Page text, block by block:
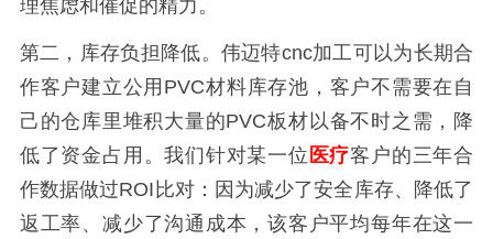
理焦虑和催促的精力。
第二，库存负担降低。伟迈特cnc加工可以为长期合
作客户建立公用PVC材料库存池，客户不需要在自
己的仓库里堆积大量的PVC板材以备不时之需，降
低了资金占用。我们针对某一位 医疗客户的三年合
作数据做过ROI比对：因为减少了安全库存、降低了
返工率、减少了沟通成本，该客户平均每年在这一